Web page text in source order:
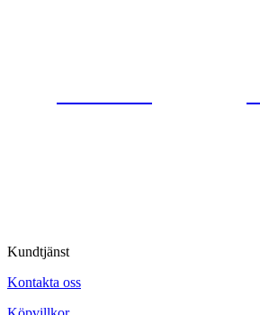
Kundtjänst
Kontakta oss